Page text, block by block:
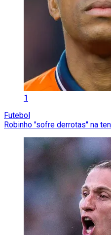
1
Futebol
Robinho "sofre derrotas" na